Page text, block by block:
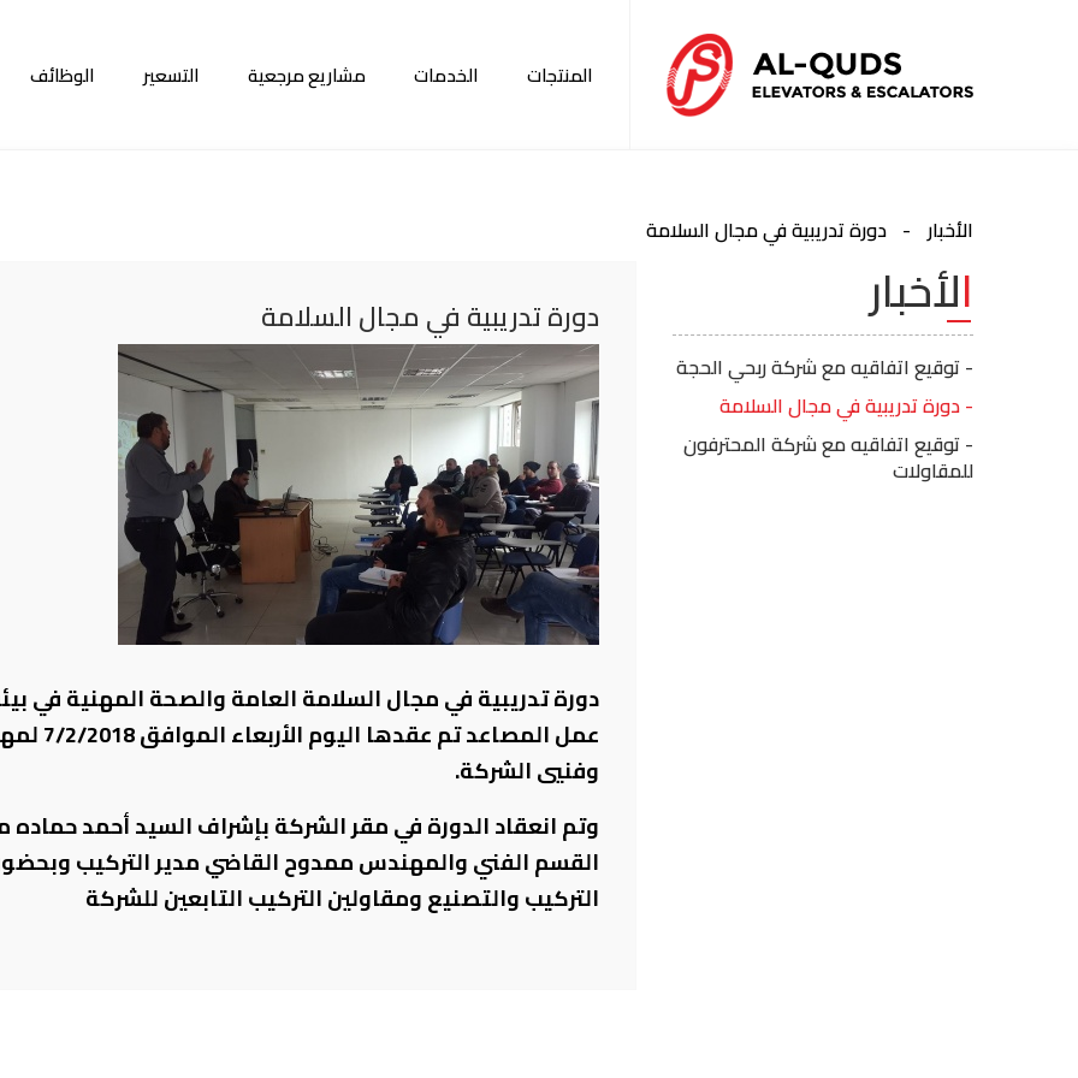
المنتجات الخدمات مشاريع مرجعية التسعير الوظائف
الأخبار دورة تدريبية في مجال السلامة
الأخبار
- توقيع اتفاقيه مع شركة ربحي الحجة
- دورة تدريبية في مجال السلامة
- توقيع اتفاقيه مع شركة المحترفون
للمقاولات
دورة تدريبية في مجال السلامة
دورة تدريبية في مجال السلامة العامة والصحة المهنية في
عمل المصاعد تم
وفنيي الشركة.
وتم انعقاد الدورة في مقر الشركة بإشراف السيد أحمد حماده
القسم الفني والمهندس ممدوح القاضي مدير التركيب
التركيب والتصنيع ومقاولين التركيب التابعين للشركة